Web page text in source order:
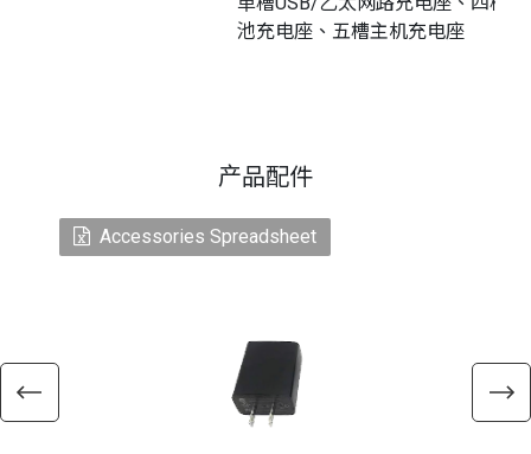
池充电座、五槽主机充电座
产品配件
Accessories Spreadsheet